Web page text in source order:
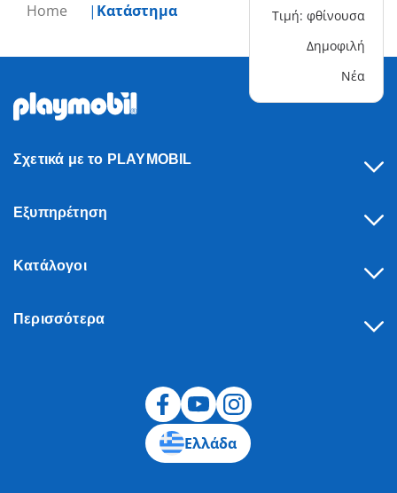
Home Κατάστημα
Τιμή: φθίνουσα
Δημοφιλή
Νέα
Σχετικά με το PLAYMOBIL
Εξυπηρέτηση
Κατάλογοι
Περισσότερα
Ελλάδα